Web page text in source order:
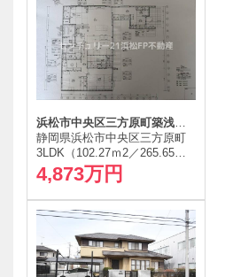
浜松市中央区三方原町築浅住宅4873万
静岡県浜松市中央区三方原町
3LDK（102.27ｍ2／265.65ｍ
4,873万円